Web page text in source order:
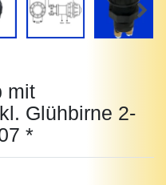
mit
Glühbirne 2-
*